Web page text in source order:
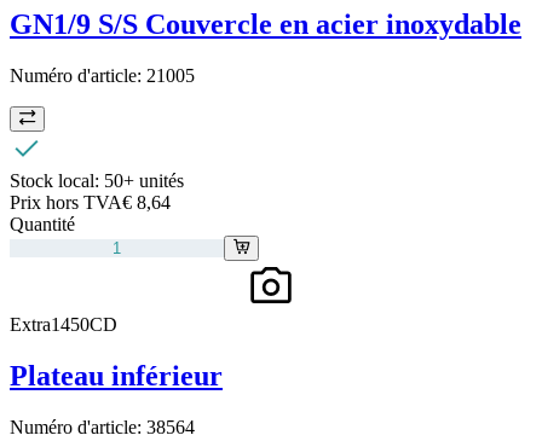
GN1/9 S/S Couvercle en acier inoxydable
Numéro d'article: 21005
Stock local: 50+ unités
Prix hors TVA€ 8,64
Quantité
Extra1450CD
Plateau inférieur
Numéro d'article: 38564